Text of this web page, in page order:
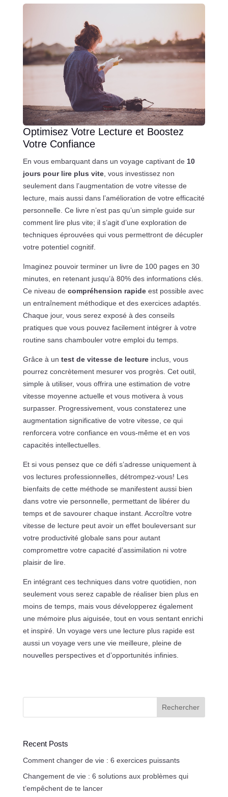
Optimisez Votre Lecture et Boostez
Votre Confiance
En vous embarquant dans un voyage captivant de 10
jours pour lire plus vite, vous investissez non
seulement dans l’augmentation de votre vitesse de
lecture, mais aussi dans l’amélioration de votre efficacité
personnelle. Ce livre n’est pas qu’un simple guide sur
comment lire plus vite; il s’agit d’une exploration de
techniques éprouvées qui vous permettront de décupler
votre potentiel cognitif.
Imaginez pouvoir terminer un livre de 100 pages en 30
minutes, en retenant jusqu’à 80% des informations clés.
Ce niveau de compréhension rapideest possible avec
un entraînement méthodique et des exercices adaptés.
Chaque jour, vous serez exposé à des conseils
pratiques que vous pouvez facilement intégrer à votre
routine sans chambouler votre emploi du temps.
Grâce à un test de vitesse de lectureinclus, vous
pourrez concrètement mesurer vos progrès. Cet outil,
simple à utiliser, vous offrira une estimation de votre
vitesse moyenne actuelle et vous motivera à vous
surpasser. Progressivement, vous constaterez une
augmentation significative de votre vitesse, ce qui
renforcera votre confiance en vous-même et en vos
capacités intellectuelles.
Et si vous pensez que ce défi s’adresse uniquement à
vos lectures professionnelles, détrompez-vous! Les
bienfaits de cette méthode se manifestent aussi bien
dans votre vie personnelle, permettant de libérer du
temps et de savourer chaque instant. Accroître votre
vitesse de lecture peut avoir un effet bouleversant sur
votre productivité globale sans pour autant
compromettre votre capacité d’assimilation ni votre
plaisir de lire.
En intégrant ces techniques dans votre quotidien, non
seulement vous serez capable de réaliser bien plus en
moins de temps, mais vous développerez également
une mémoire plus aiguisée, tout en vous sentant enrichi
et inspiré. Un voyage vers une lecture plus rapide est
aussi un voyage vers une vie meilleure, pleine de
nouvelles perspectives et d’opportunités infinies.
Rechercher
Recent Posts
Comment changer de vie : 6 exercices puissants
Changement de vie : 6 solutions aux problèmes qui
t’empêchent de te lancer